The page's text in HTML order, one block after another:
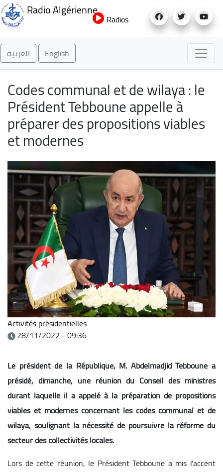
au
Radio Algérienne
Radios
العربية English
Codes communal et de wilaya : le
Président Tebboune appelle à
préparer des ​​​​​​​propositions viables
et modernes
Activités présidentielles
28/11/2022 - 09:36
Le président de la République, M. Abdelmadjid Tebboune a
présidé, dimanche, une réunion du Conseil des ministres
durant laquelle il a appelé à la préparation de propositions
viables et modernes concernant les codes communal et de
wilaya, soulignant la nécessité de poursuivre la réforme du
secteur des collectivités locales.
Lors de cette réunion, le Président Tebboune a mis l'accent